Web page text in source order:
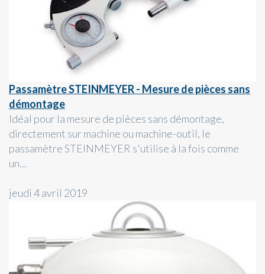
Passamètre STEINMEYER - Mesure de pièces sans
démontage
Idéal pour la mesure de pièces sans démontage,
directement sur machine ou machine-outil, le
passamètre STEINMEYER s'utilise à la fois comme
un...
jeudi 4 avril 2019